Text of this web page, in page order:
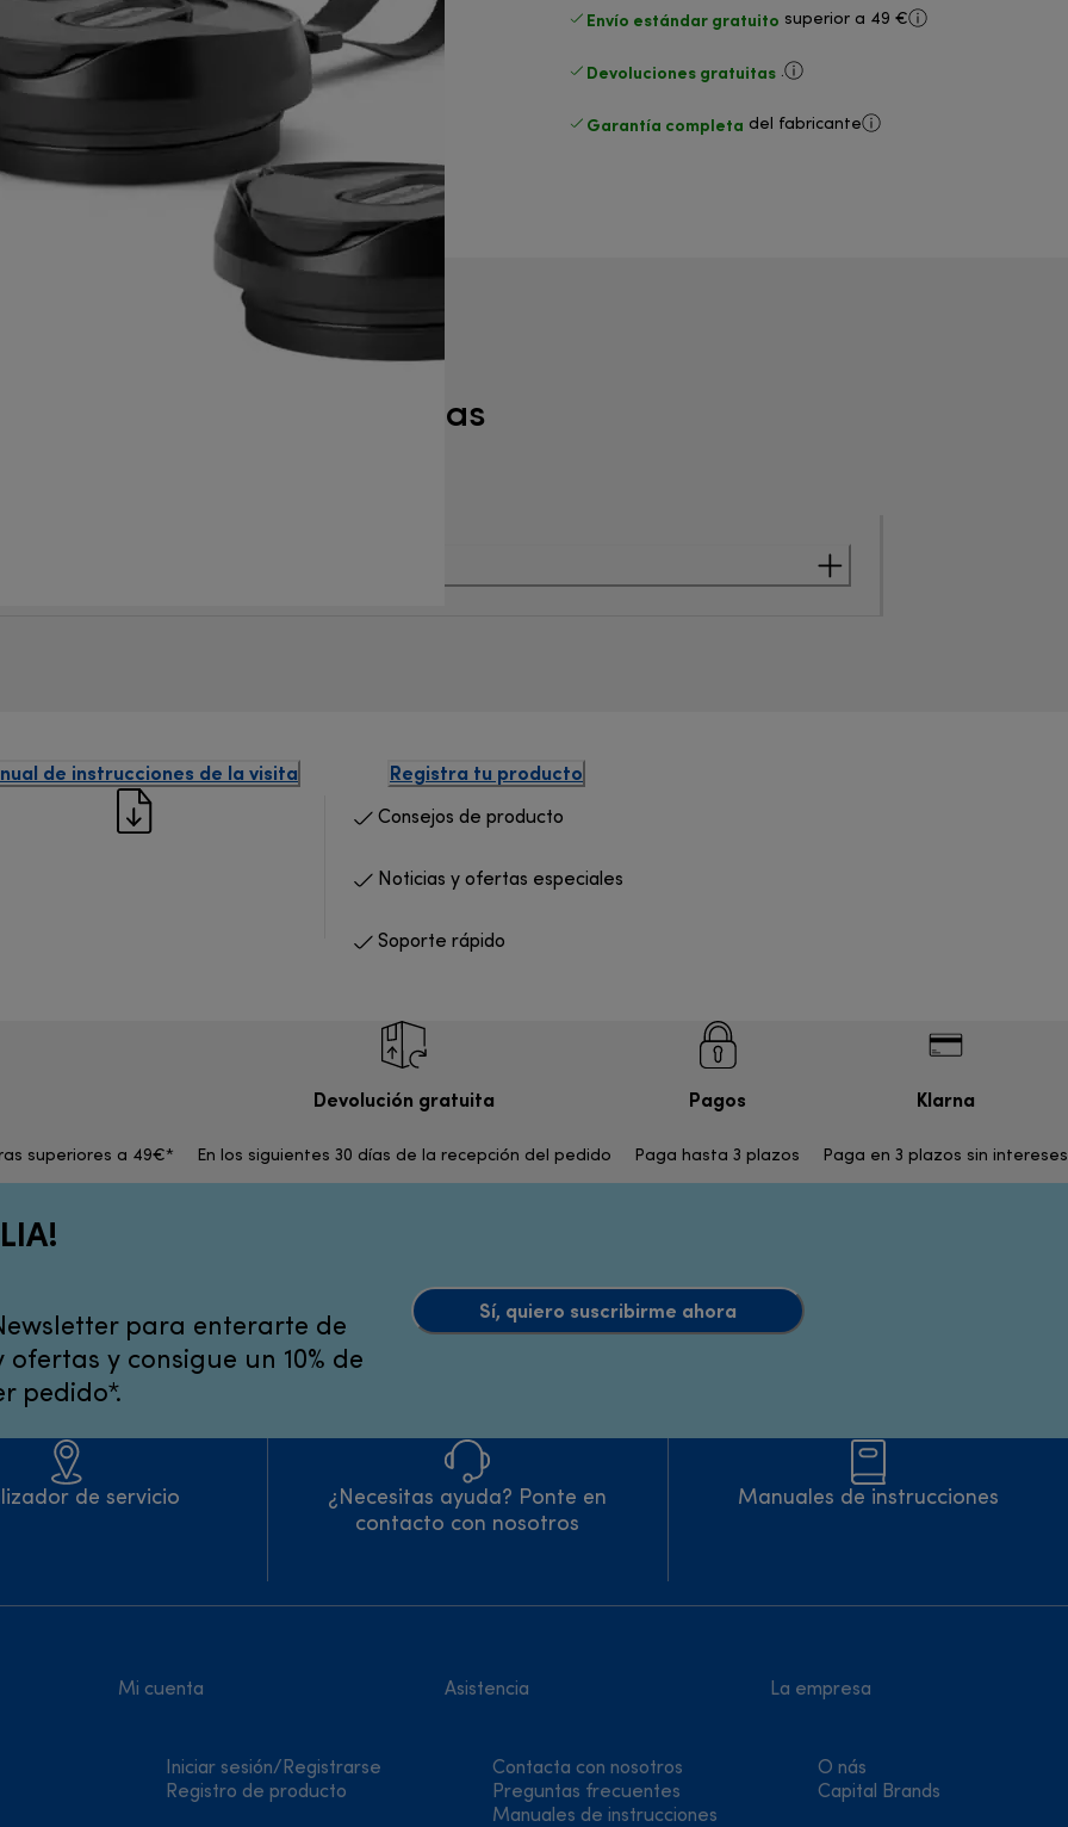
Envío estándar gratuito superior a 49 €
Devoluciones gratuitas .
Garantía completa del fabricante
Especificaciones técnicas
de instrucciones de la visita Registra tu producto
Consejos de producto
Noticias y ofertas especiales
Soporte rápido
superiores a 49€*
Devolución gratuita
En los siguientes 30 días de la recepción del pedido
Pagos
Paga hasta 3 plazos
Klarna
Paga en 3 plazos sin intereses
para enterarte de
y consigue un 10% de
pedido*.
Sí, quiero suscribirme ahora
de servicio
¿Necesitas ayuda? Ponte en
contacto con nosotros
Manuales de instrucciones
Mi cuenta
Iniciar sesión/Registrarse
Registro de producto
Asistencia
Contacta con nosotros
Preguntas frecuentes
Manuales de instrucciones
La empresa
O nás
Capital Brands